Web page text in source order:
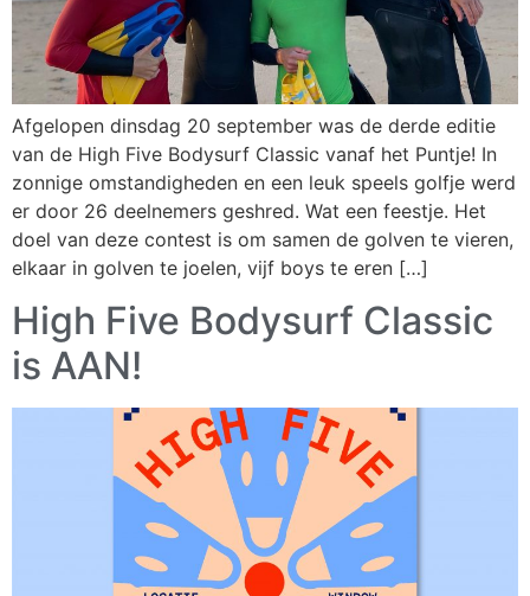
Afgelopen dinsdag 20 september was de derde editie
van de High Five Bodysurf Classic vanaf het Puntje! In
zonnige omstandigheden en een leuk speels golfje werd
er door 26 deelnemers geshred. Wat een feestje. Het
doel van deze contest is om samen de golven te vieren,
elkaar in golven te joelen, vijf boys te eren […]
High Five Bodysurf Classic
is AAN!